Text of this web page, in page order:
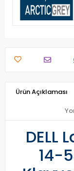
Ürün Açıklaması
DELL
14-